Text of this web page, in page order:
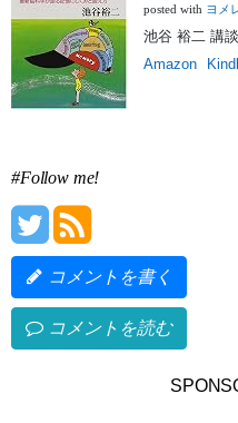
posted with ヨメ
池谷 裕二 講
Amazon
#Follow me!
コメントを書く
コメントを読む